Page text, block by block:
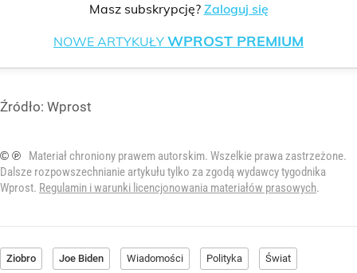
Masz subskrypcję? Zaloguj się
NOWE ARTYKUŁY WPROST PREMIUM
Źródło: Wprost
© ℗
Materiał chroniony prawem autorskim. Wszelkie prawa zastrzeżone.
Dalsze rozpowszechnianie artykułu tylko za zgodą wydawcy tygodnika
Wprost. Regulamin i warunki licencjonowania materiałów prasowych.
Ziobro Joe Biden Wiadomości Polityka Świat